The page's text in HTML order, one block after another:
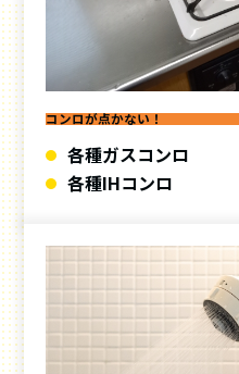
コンロが点かない！
各種ガスコンロ
各種IHコンロ